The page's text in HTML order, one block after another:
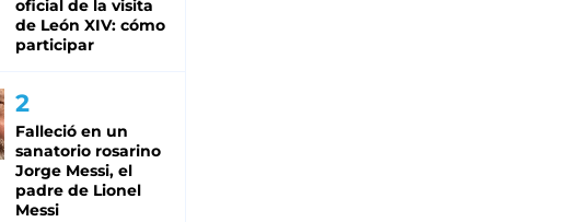
oficial de la visita
de León XIV: cómo
participar
Falleció en un
sanatorio rosarino
Jorge Messi, el
padre de Lionel
Messi